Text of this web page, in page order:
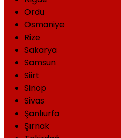
Ordu
Osmaniye
Rize
Sakarya
Samsun
Siirt
Sinop
Sivas
Şanlıurfa
Şırnak